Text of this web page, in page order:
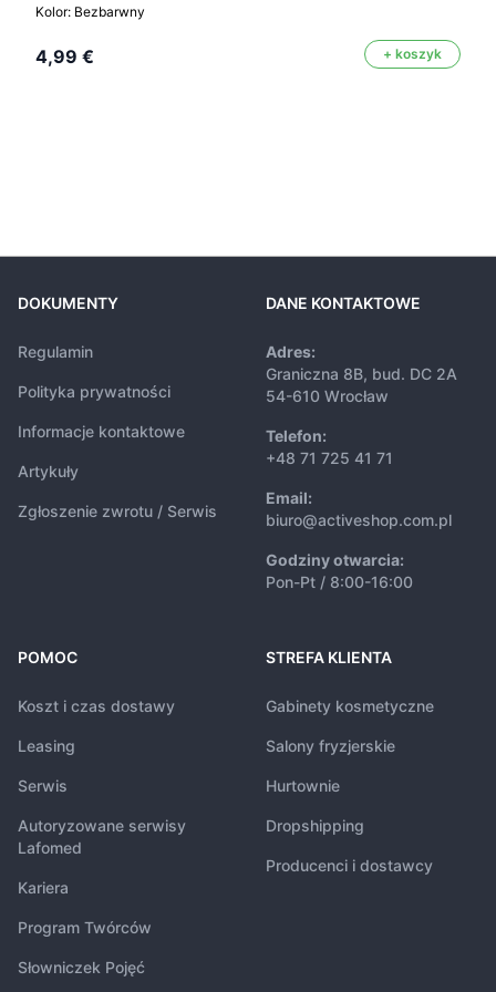
Kolor: Bezbarwny
4,99 € + koszyk
DOKUMENTY
Regulamin
Polityka prywatności
Informacje kontaktowe
Artykuły
Zgłoszenie zwrotu / Serwis
DANE KONTAKTOWE
Adres:
Graniczna 8B, bud. DC 2A
54-610 Wrocław
Telefon:
+48 71 725 41 71
Email:
biuro@activeshop.com.pl
Godziny otwarcia:
Pon-Pt / 8:00-16:00
POMOC
Koszt i czas dostawy
Leasing
Serwis
Autoryzowane serwisy
Lafomed
Kariera
Program Twórców
Słowniczek Pojęć
STREFA KLIENTA
Gabinety kosmetyczne
Salony fryzjerskie
Hurtownie
Dropshipping
Producenci i dostawcy